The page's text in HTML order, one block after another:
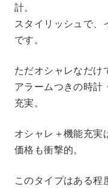
計。
スタイリッシュで、
です。
ただオシャレなだけ
アラームつきの時計
充実。
オシャレ＋機能充実
価格も衝撃的。
このタイプはある程